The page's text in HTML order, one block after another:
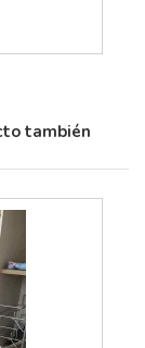
también